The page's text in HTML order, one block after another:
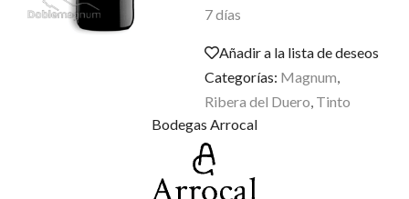
7 días
Añadir a la lista de deseos
Categorías: Magnum,
Ribera del Duero, Tinto
Bodegas Arrocal